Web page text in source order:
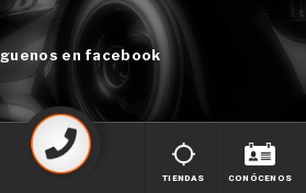
en facebook
TIENDAS CONÓCENOS